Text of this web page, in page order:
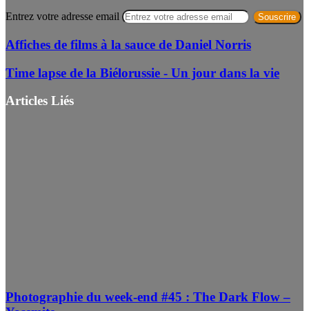
Entrez votre adresse email
Affiches de films à la sauce de Daniel Norris
Time lapse de la Biélorussie - Un jour dans la vie
Articles Liés
Photographie du week-end #45 : The Dark Flow –